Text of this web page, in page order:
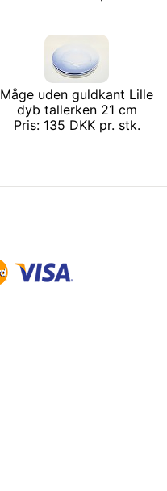
Måge uden guldkant Lille
dyb tallerken 21 cm
Pris: 135 DKK pr. stk.